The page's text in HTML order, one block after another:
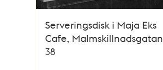
Serveringsdisk i Maja Eks
Cafe, Malmskillnadsgatan
38